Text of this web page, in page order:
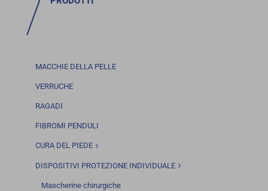
MACCHIE DELLA PELLE
VERRUCHE
RAGADI
FIBROMI PENDULI
CURA DEL PIEDE
DISPOSITIVI PROTEZIONE INDIVIDUALE
Mascherine chirurgiche